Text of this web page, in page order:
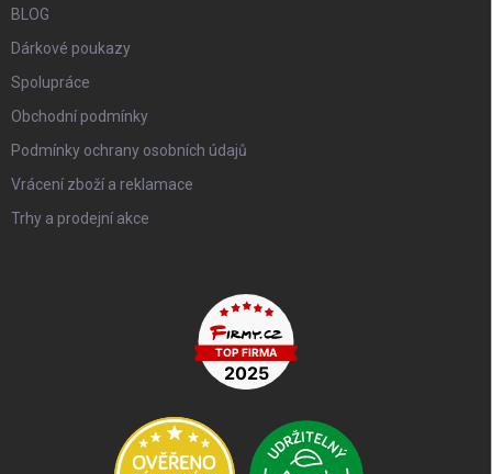
BLOG
Dárkové poukazy
Spolupráce
Obchodní podmínky
Podmínky ochrany osobních údajů
Vrácení zboží a reklamace
Trhy a prodejní akce